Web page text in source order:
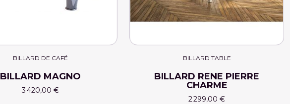
BILLARD DE CAFÉ
BILLARD MAGNO
3 420,00 €
BILLARD TABLE
BILLARD RENE PIERRE
CHARME
2 299,00 €